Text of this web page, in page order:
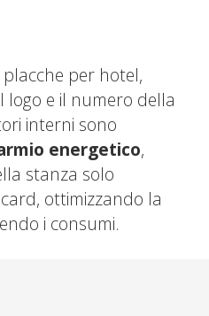
per hotel,
logo e il numero della
interni sono
energetico,
stanza solo
ottimizzando la
i consumi.